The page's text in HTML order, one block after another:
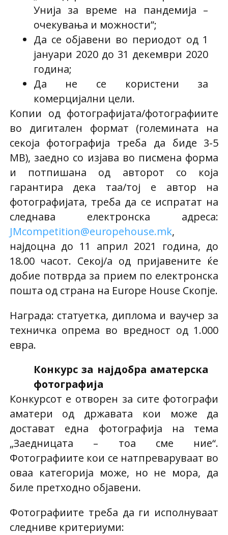
Унија за време на пандемија –
очекувања и можности”;
Да се објавени во периодот од 1
јануари 2020 до 31 декември 2020
година;
Да не се користени за
комерцијални цели.
Копии од фотографијата/фотографиите
во дигитален формат (големината на
секоја фотографија треба да биде 3-5
MB), заедно со изјава во писмена форма
и потпишана од авторот со која
гарантира дека таа/тој е автор на
фотографијата, треба да се испратат на
следнава електронска адреса:
JMcompetition@europehouse.mk,
најдоцна до 11 април 2021 година, до
18.00 часот. Секој/а од пријавените ќе
добие потврда за прием по електронска
пошта од страна на Europe House Скопје.
Награда: статуетка, диплома и ваучер за
техничка опрема во вредност од 1.000
евра.
Конкурс за најдобра аматерска
фотографија
Конкурсот е отворен за сите фотографи
аматери од државата кои може да
достават една фотографија на тема
„Заедницата – тоа сме ние“.
Фотографиите кои се натпреваруваат во
оваа категорија може, но не мора, да
биле претходно објавени.
Фотографиите треба да ги исполнуваат
следниве критериуми: